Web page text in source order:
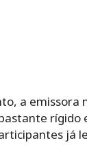
a emissora
rígido
já